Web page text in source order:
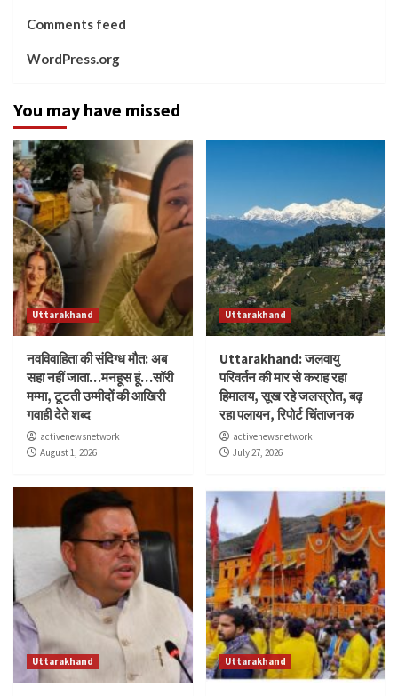
Comments feed
WordPress.org
You may have missed
Uttarakhand
नवविवाहिता की संदिग्ध मौत: अब
सहा नहीं जाता…मनहूस हूं…सॉरी
मम्मा, टूटती उम्मीदों की आखिरी
गवाही देते शब्द
activenewsnetwork
August 1, 2026
Uttarakhand
Uttarakhand: जलवायु
परिवर्तन की मार से कराह रहा
हिमालय, सूख रहे जलस्रोत, बढ़
रहा पलायन, रिपोर्ट चिंताजनक
activenewsnetwork
July 27, 2026
Uttarakhand Uttarakhand